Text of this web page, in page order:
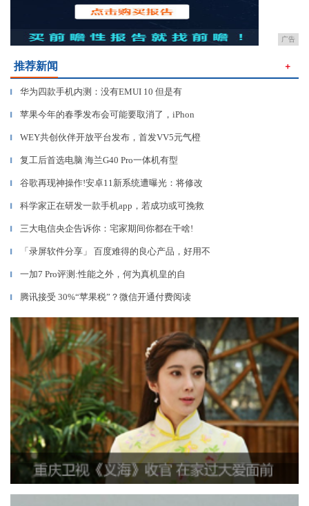
广告
推荐新闻 ＋
▎ 华为四款手机内测：没有EMUI 10 但是有
▎ 苹果今年的春季发布会可能要取消了，iPhon
▎ WEY共创伙伴开放平台发布，首发VV5元气橙
▎ 复工后首选电脑 海兰G40 Pro一体机有型
▎ 谷歌再现神操作!安卓11新系统遭曝光：将修改
▎ 科学家正在研发一款手机app，若成功或可挽救
▎ 三大电信央企告诉你：宅家期间你都在干啥!
▎ 「录屏软件分享」 百度难得的良心产品，好用不
▎ 一加7 Pro评测:性能之外，何为真机皇的自
▎ 腾讯接受 30%“苹果税”？微信开通付费阅读